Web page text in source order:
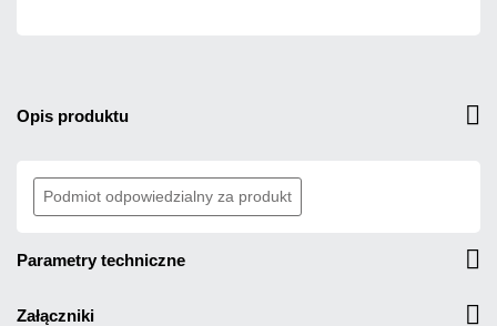
opis produktu
Podmiot odpowiedzialny za produkt
parametry techniczne
załączniki